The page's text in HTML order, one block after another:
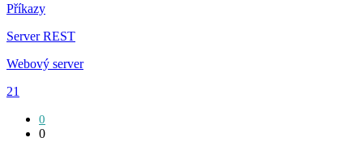
Příkazy
Server REST
Webový server
21
0
0